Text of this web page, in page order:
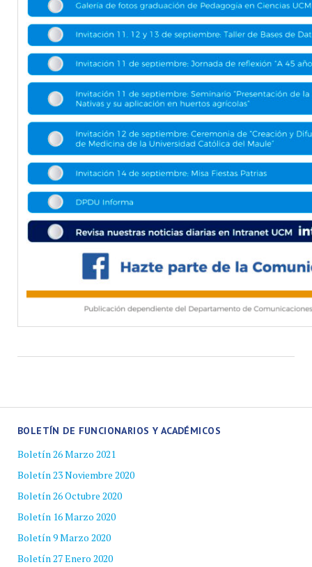
BOLETÍN DE FUNCIONARIOS Y ACADÉMICOS
Boletín 26 Marzo 2021
Boletín 23 Noviembre 2020
Boletín 26 Octubre 2020
Boletín 16 Marzo 2020
Boletín 9 Marzo 2020
Boletín 27 Enero 2020